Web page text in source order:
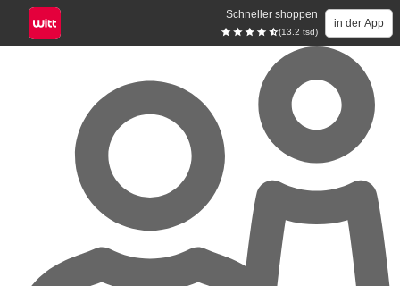
Schneller shoppen
(13.2 tsd)
in der App